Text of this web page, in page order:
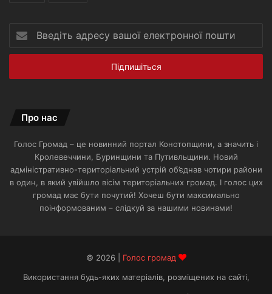
Введіть
адресу
вашої
пошти
Про нас
Голос Громад – це новинний портал Конотопщини, а значить і
Кролевеччини, Буринщини та Путивльщини. Новий
адміністративно-територіальний устрій об’єднав чотири райони
в один, в який увійшло вісім територіальних громад. І голос цих
громад має бути почутий! Хочеш бути максимально
поінформованим – слідкуй за нашими новинами!
© 2026 | Голос громад
Використання будь-яких матеріалів, розміщених на сайті,